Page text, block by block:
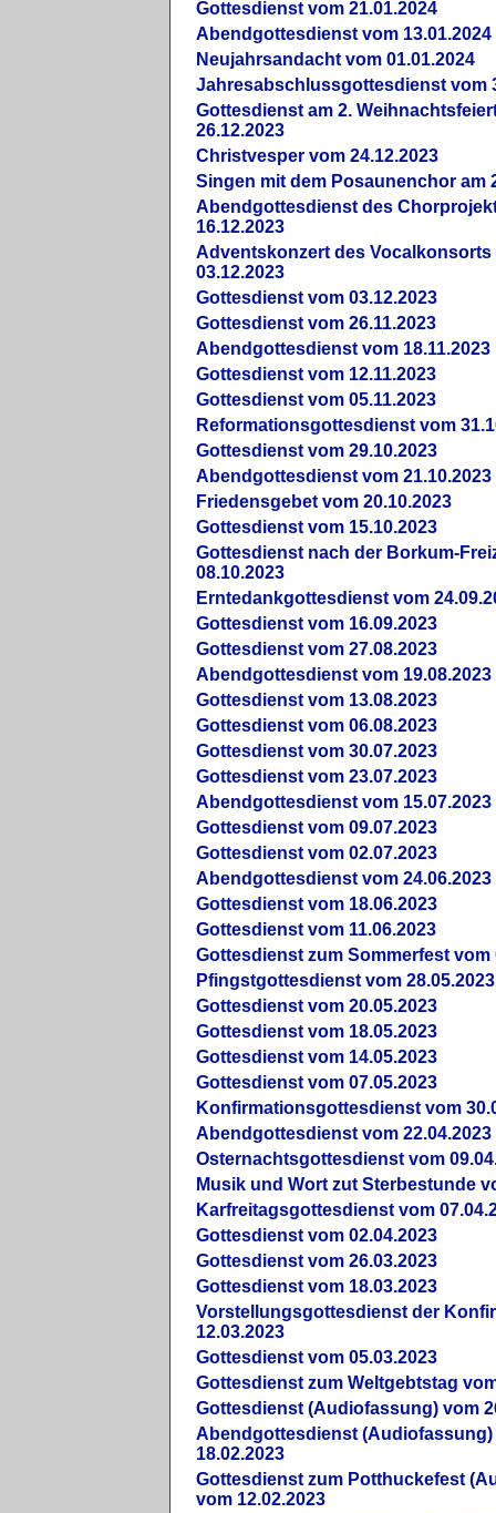
Gottesdienst vom 21.01.2024
Abendgottesdienst vom 13.01.2024
Neujahrsandacht vom 01.01.2024
Jahresabschlussgottesdienst vom
Gottesdienst am 2.
26.12.2023
Christvesper vom 24.12.2023
Singen mit dem Posaunenchor am
Abendgottesdienst des
16.12.2023
Adventskonzert des Vocalkonsorts
03.12.2023
Gottesdienst vom 03.12.2023
Gottesdienst vom 26.11.2023
Abendgottesdienst vom 18.11.2023
Gottesdienst vom 12.11.2023
Gottesdienst vom 05.11.2023
Reformationsgottesdienst vom
Gottesdienst vom 29.10.2023
Abendgottesdienst vom 21.10.2023
Friedensgebet vom 20.10.2023
Gottesdienst vom 15.10.2023
Gottesdienst nach der Borkum-
08.10.2023
Erntedankgottesdienst vom
Gottesdienst vom 16.09.2023
Gottesdienst vom 27.08.2023
Abendgottesdienst vom 19.08.2023
Gottesdienst vom 13.08.2023
Gottesdienst vom 06.08.2023
Gottesdienst vom 30.07.2023
Gottesdienst vom 23.07.2023
Abendgottesdienst vom 15.07.2023
Gottesdienst vom 09.07.2023
Gottesdienst vom 02.07.2023
Abendgottesdienst vom 24.06.2023
Gottesdienst vom 18.06.2023
Gottesdienst vom 11.06.2023
Gottesdienst zum Sommerfest vom
Pfingstgottesdienst vom 28.05.2023
Gottesdienst vom 20.05.2023
Gottesdienst vom 18.05.2023
Gottesdienst vom 14.05.2023
Gottesdienst vom 07.05.2023
Konfirmationsgottesdienst vom
Abendgottesdienst vom 22.04.2023
Osternachtsgottesdienst vom
Musik und Wort zut Sterbestunde
Karfreitagsgottesdienst vom
Gottesdienst vom 02.04.2023
Gottesdienst vom 26.03.2023
Gottesdienst vom 18.03.2023
Vorstellungsgottesdienst der
12.03.2023
Gottesdienst vom 05.03.2023
Gottesdienst zum Weltgebtstag
Gottesdienst (Audiofassung) vom
Abendgottesdienst (Audiofassung)
18.02.2023
Gottesdienst zum Potthuckefest
vom 12.02.2023